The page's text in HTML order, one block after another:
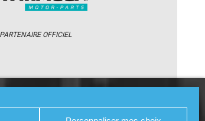
PARTENAIRE OFFICIEL
PARTENAIRES PRESSE